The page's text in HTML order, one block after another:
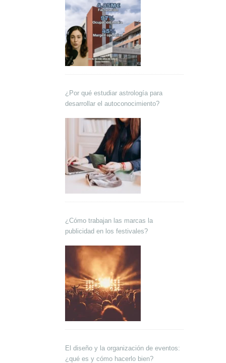
¿Por qué estudiar astrología para
desarrollar el autoconocimiento?
¿Cómo trabajan las marcas la
publicidad en los festivales?
El diseño y la organización de eventos:
¿qué es y cómo hacerlo bien?